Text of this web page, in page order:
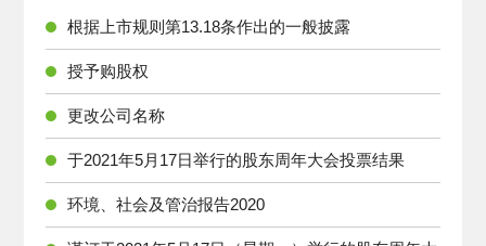
根据上市规则第13.18条作出的一般披露
授予购股权
更改公司名称
于2021年5月17日举行的股东周年大会投票结果
环境、社会及管治报告2020